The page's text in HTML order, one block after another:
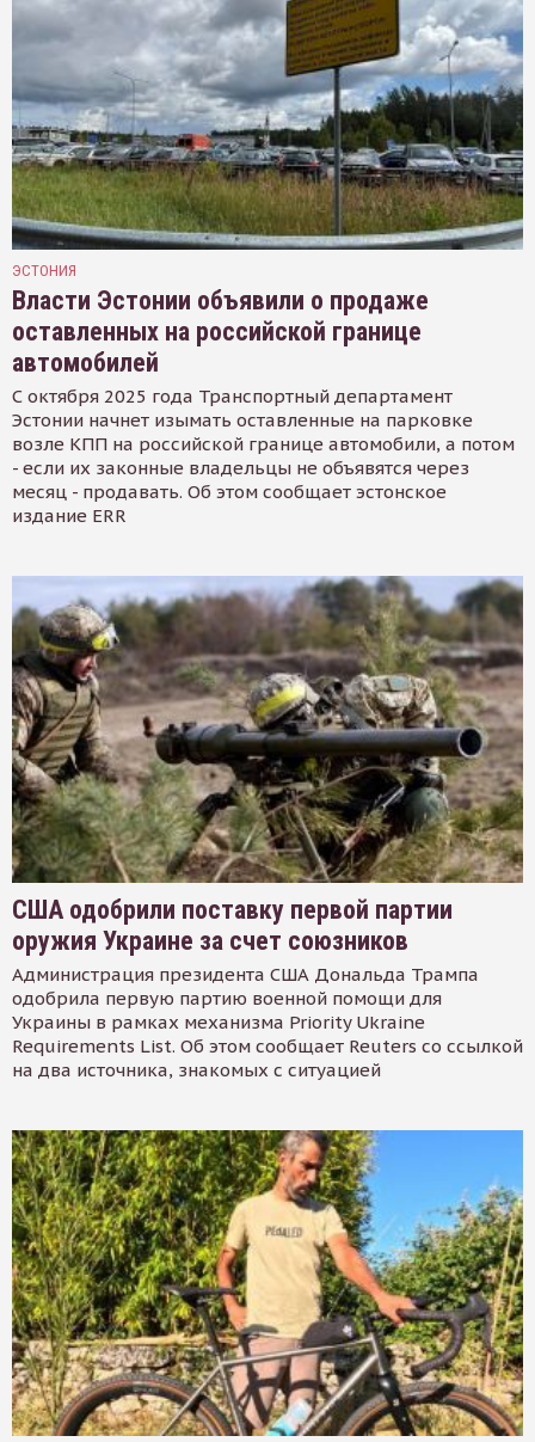
ЭСТОНИЯ
Власти Эстонии объявили о продаже
оставленных на российской границе
автомобилей
С октября 2025 года Транспортный департамент
Эстонии начнет изымать оставленные на парковке
возле КПП на российской границе автомобили, а потом
- если их законные владельцы не объявятся через
месяц - продавать. Об этом сообщает эстонское
издание ERR
США одобрили поставку первой партии
оружия Украине за счет союзников
Администрация президента США Дональда Трампа
одобрила первую партию военной помощи для
Украины в рамках механизма Priority Ukraine
Requirements List. Об этом сообщает Reuters со ссылкой
на два источника, знакомых с ситуацией